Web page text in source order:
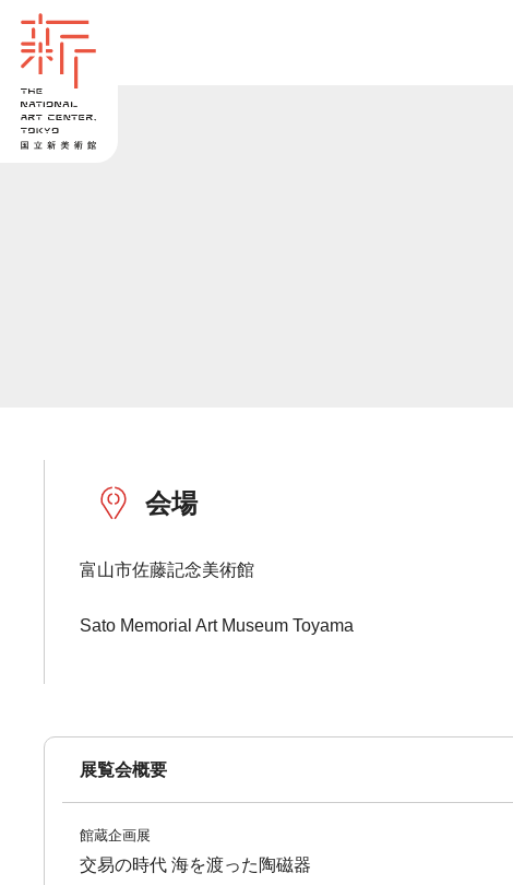
会場
富山市佐藤記念美術館
Sato Memorial Art Museum Toyama
展覧会概要
館蔵企画展
交易の時代 海を渡った陶磁器